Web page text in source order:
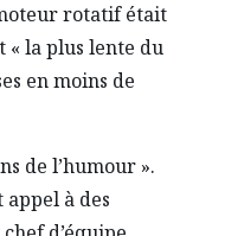
rotatif était
« la plus lente du
en moins de
de l’humour ».
à des